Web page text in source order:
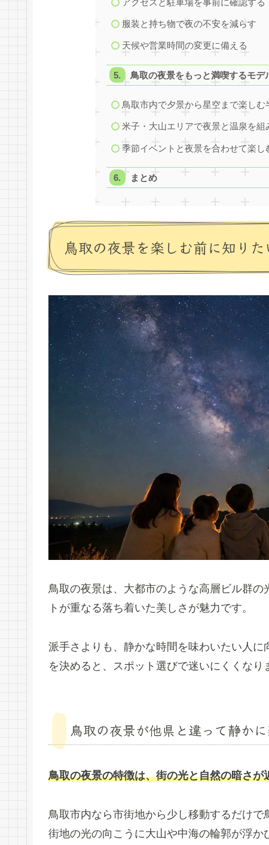
アクセスと駐車場を事前に確認する
服装と持ち物で夜の不安を減らす
天候や営業時間の変更に備える
鳥取の夜景をもっと満喫するモデ
鳥取市内で夕景から星空まで楽しむ
米子・大山エリアで夜景と温泉を組
季節イベントと夜景を合わせて楽し
まとめ
鳥取の夜景を楽しむ前に知り
鳥取の夜景は、大都市のような高層ビル群
トが重なる落ち着いた美しさが魅力です。
派手さよりも、静かな時間を味わいたい人に
を決めると、スポット選びで迷いにくくなり
鳥取の夜景が他県と違って静か
鳥取の夜景の特徴は、街の光と自然の暗さ
鳥取市内なら市街地から少し移動するだけ
街地の光の向こうに大山や中海の輪郭が浮か